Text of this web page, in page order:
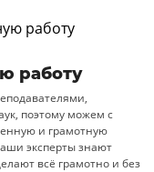
работу
поэтому можем с
и грамотную
эксперты знают
всё грамотно и без